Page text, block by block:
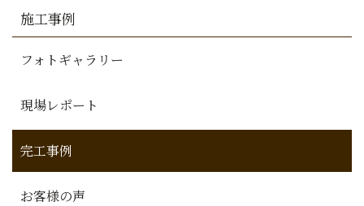
施工事例
フォトギャラリー
現場レポート
完工事例
お客様の声